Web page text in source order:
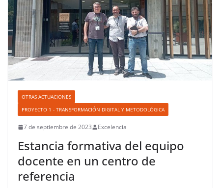
OTRAS ACTUACIONES
PROYECTO 1 - TRANSFORMACIÓN DIGITAL Y METODOLÓGICA
7 de septiembre de 2023 Excelencia
Estancia formativa del equipo
docente en un centro de
referencia